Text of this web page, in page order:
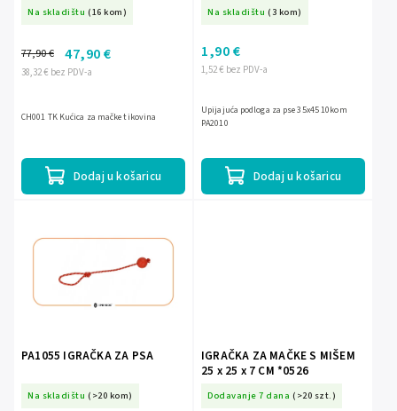
Na skladištu (16 kom)
38,32 € bez PDV-a
77,90 € 47,90 €
Dodaj u košaricu
CH001 TK Kućica za mačke tikovina
Na skladištu (3 kom)
1,52 € bez PDV-a
1,90 €
Dodaj u košaricu
Upijajuća podloga za pse 35x45 10kom
PA2010
PA1055 IGRAČKA ZA PSA
Na skladištu (>20 kom)
IGRAČKA ZA MAČKE S MIŠEM
25 x 25 x 7 CM *0526
Dodavanje 7 dana (>20 szt.)